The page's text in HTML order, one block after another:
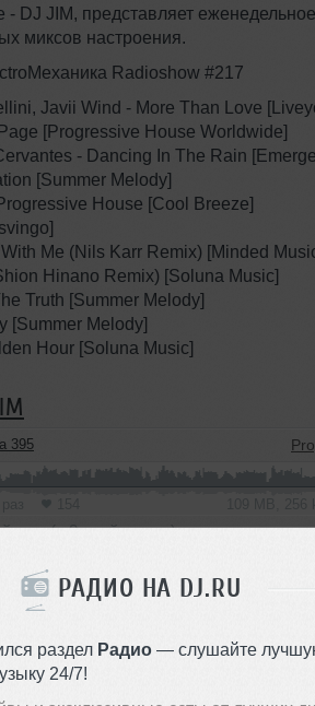
РАДИО НА DJ.RU
раздел Радио — слушайте
24/7!
- DJ JIM, представляет
миксов настроения.
Radioshow #217
Javii Wind - More Than Love
[Progressive House Worldwide]
- Dancing In The Rain
[Summer Melody]
House [Cool Breeze]
Me (Nils Karr Remix) [Minded
Hinano Remix) [Soluna Music]
Truth [Summer Melody]
[Summer Melody]
Hour [Soluna Music]
395
(в 2 плейлистах)
394
(в 1 плейлисте)